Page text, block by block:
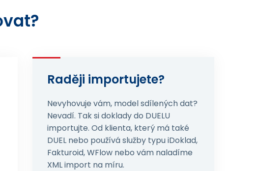
Raději importujete?
Nevyhovuje vám, model sdílených dat?
Nevadí. Tak si doklady do DUELU
importujte. Od klienta, který má také
DUEL nebo používá služby typu iDoklad,
Fakturoid, WFlow nebo vám naladíme
XML import na míru.